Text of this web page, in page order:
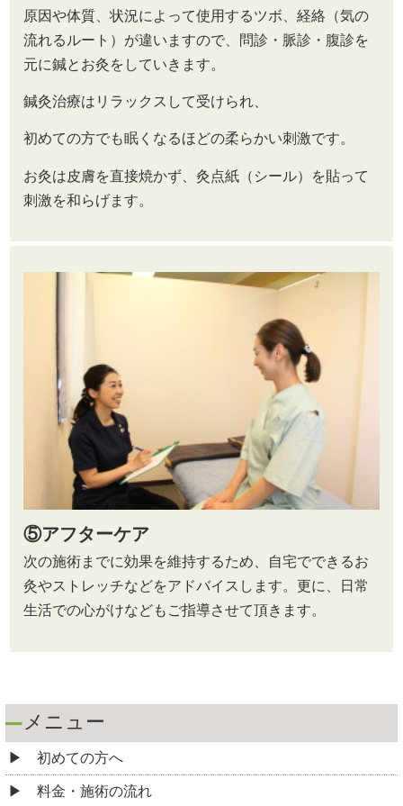
原因や体質、状況によって使用するツボ、経絡（気の
流れるルート）が違いますので、問診・脈診・腹診を
元に鍼とお灸をしていきます。
鍼灸治療はリラックスして受けられ、
初めての方でも眠くなるほどの柔らかい刺激です。
お灸は皮膚を直接焼かず、灸点紙（シール）を貼って
刺激を和らげます。
⑤アフターケア
次の施術までに効果を維持するため、自宅でできるお
灸やストレッチなどをアドバイスします。更に、日常
生活での心がけなどもご指導させて頂きます。
メニュー
初めての方へ
料金・施術の流れ